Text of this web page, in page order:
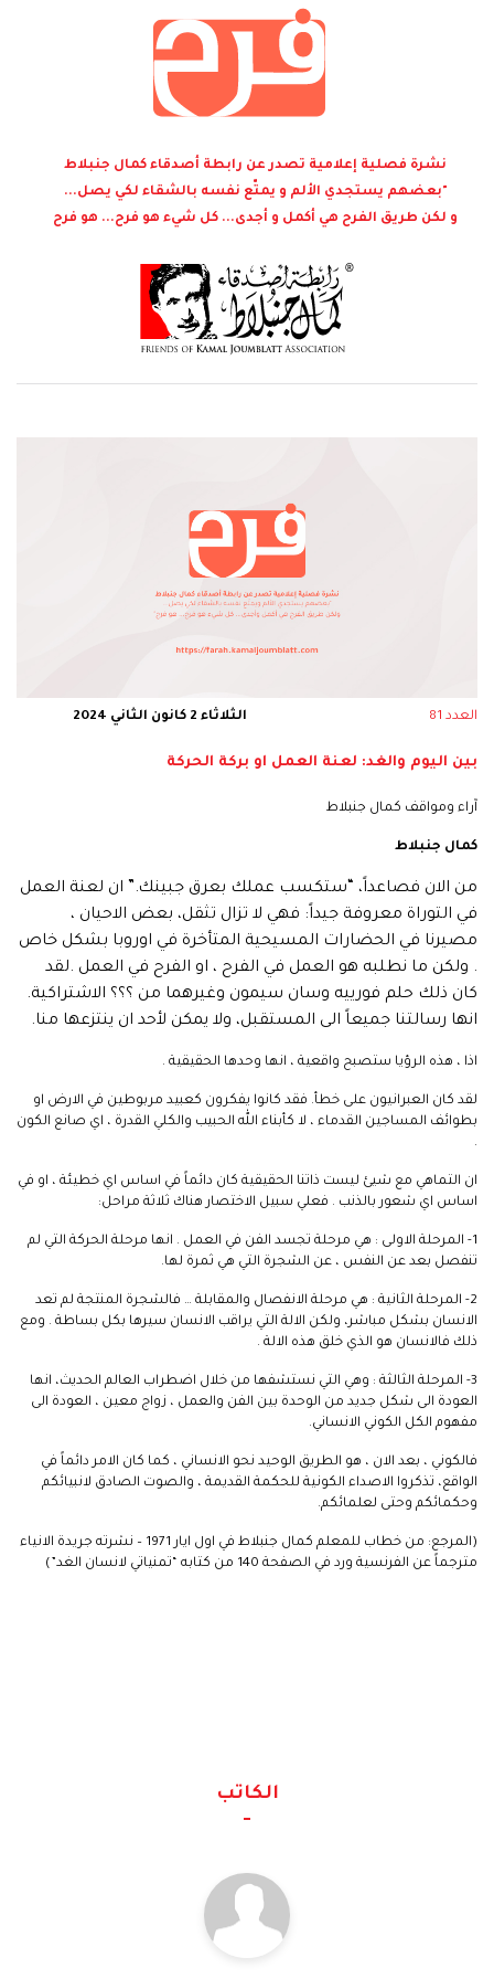
نشرة فصلية إعلامية تصدر عن رابطة أصدقاء كمال جنبلاط
"بعضهم يستجدي الألم و يمتّع نفسه بالشقاء لكي يصل...
و لكن طريق الفرح هي أكمل و أجدى... كل شيء هو فرح... هو فرح
العدد 81 الثلاثاء 2 كانون الثاني 2024
بين اليوم والغد: لعنة العمل او بركة الحركة
آراء ومواقف كمال جنبلاط
كمال جنبلاط
من الان فصاعداً، “ستكسب عملك بعرق جبينك.” ان لعنة العمل
في التوراة معروفة جيداً: فهي لا تزال تثقل، بعض الاحيان ،
مصيرنا في الحضارات المسيحية المتأخرة في اوروبا بشكل خاص
. ولكن ما نطلبه هو العمل في الفرح ، او الفرح في العمل .لقد
كان ذلك حلم فورييه وسان سيمون وغيرهما من ؟؟؟ الاشتراكية.
انها رسالتنا جميعاً الى المستقبل، ولا يمكن لأحد ان ينتزعها منا.
اذا ، هذه الرؤيا ستصبح واقعية ، انها وحدها الحقيقية .
لقد كان العبرانيون على خطأ. فقد كانوا يفكرون كعبيد مربوطين في الارض او
بطوائف المساجين القدماء ، لا كأبناء الله الحبيب والكلي القدرة ، اي صانع الكون
.
ان التماهي مع شيئ ليست ذاتنا الحقيقية كان دائماً في اساس اي خطيئة ، او في
اساس اي شعور بالذنب . فعلي سبيل الاختصار هناك ثلاثة مراحل:
1- المرحلة الاولى : هي مرحلة تجسد الفن في العمل . انها مرحلة الحركة التي لم
تنفصل بعد عن النفس ، عن الشجرة التي هي ثمرة لها.
2- المرحلة الثانية : هي مرحلة الانفصال والمقابلة … فالشجرة المنتجة لم تعد
الانسان بشكل مباشر، ولكن الالة التي يراقب الانسان سيرها بكل بساطة . ومع
ذلك فالانسان هو الذي خلق هذه الالة .
3- المرحلة الثالثة : وهي التي نستشفها من خلال اضطراب العالم الحديث، انها
العودة الى شكل جديد من الوحدة بين الفن والعمل ، زواج معين ، العودة الى
مفهوم الكل الكوني الانساني.
فالكوني ، بعد الان ، هو الطريق الوحيد نحو الانساني ، كما كان الامر دائماً في
الواقع، تذكروا الاصداء الكونية للحكمة القديمة ، والصوت الصادق لانبيائكم
وحكمائكم وحتى لعلمائكم.
(المرجع: من خطاب للمعلم كمال جنبلاط في اول ايار 1971 – نشرته جريدة الانياء
مترجماً عن الفرنسية ورد في الصفحة 140 من كتابه “تمنياتي لانسان الغد”)
الكاتب